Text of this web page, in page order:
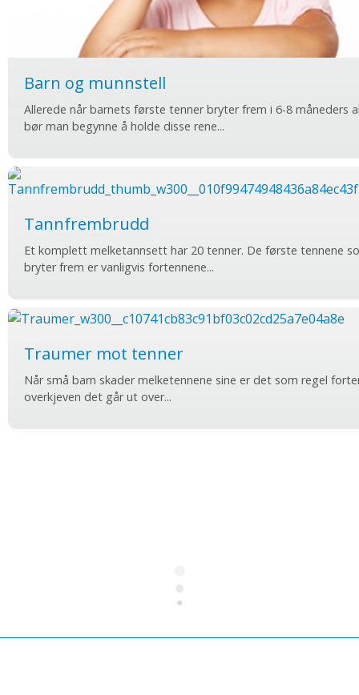
Barn og munnstell
Allerede når barnets første tenner bryter frem i 6-8 måneders
bør man begynne å holde disse rene...
Tannfrembrudd
Et komplett melketannsett har 20 tenner. De første tennene
bryter frem er vanligvis forten­nene...
Traumer mot tenner
Når små barn skader melketennene sine er det som regel
overkjeven det går ut over...